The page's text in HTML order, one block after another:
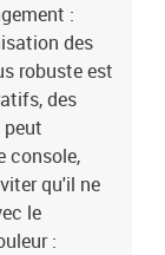
:
des
robuste est
des
console,
qu'il ne
le
: